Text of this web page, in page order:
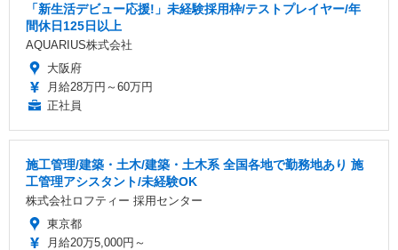
「新生活デビュー応援!」未経験採用枠/テストプレイヤー/年
間休日125日以上
AQUARIUS株式会社
大阪府
月給28万円～60万円
正社員
施工管理/建築・土木/建築・土木系 全国各地で勤務地あり 施
工管理アシスタント/未経験OK
株式会社ロフティー 採用センター
東京都
月給20万5,000円～